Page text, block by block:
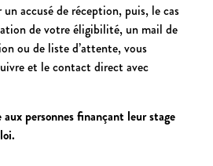
accusé de réception, puis, le cas
de votre éligibilité, un mail de
ou de liste d’attente, vous
et le contact direct avec
personnes finançant leur stage